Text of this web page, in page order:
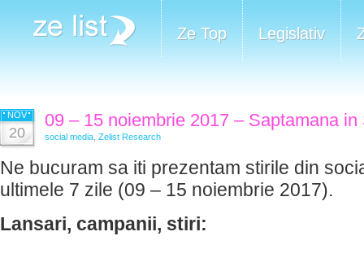
Ze Top Legislativ
NOV
20
09 – 15 noiembrie 2017 – Saptamana
social media Zelist Research
Ne bucuram sa iti prezentam stirile din
ultimele 7 zile (09 – 15 noiembrie 2017).
Lansari, campanii, stiri: